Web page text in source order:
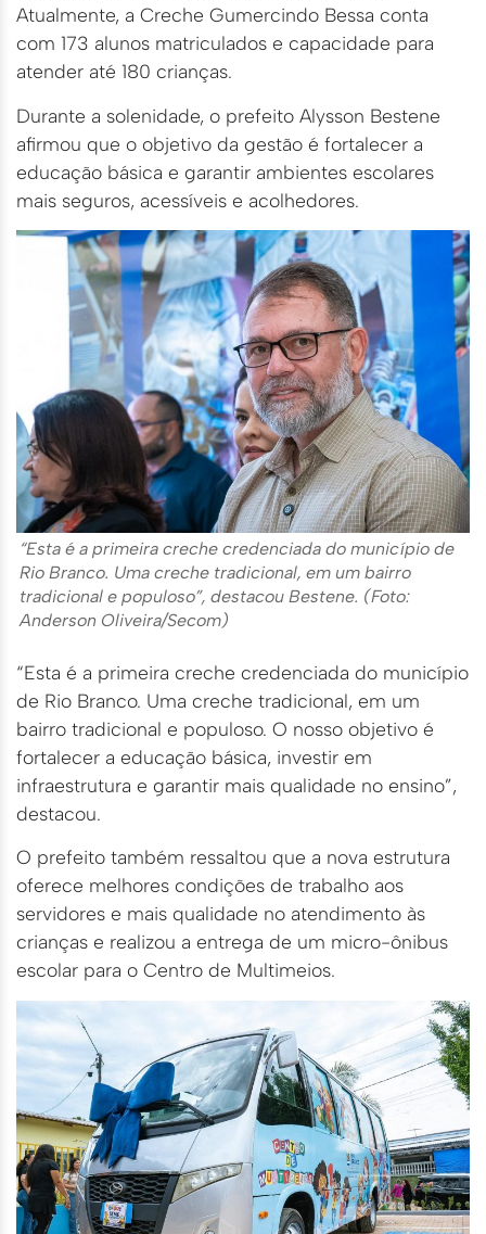
Atualmente, a Creche Gumercindo Bessa conta
com 173 alunos matriculados e capacidade para
atender até 180 crianças.
Durante a solenidade, o prefeito Alysson Bestene
afirmou que o objetivo da gestão é fortalecer a
educação básica e garantir ambientes escolares
mais seguros, acessíveis e acolhedores.
“Esta é a primeira creche credenciada do município de
Rio Branco. Uma creche tradicional, em um bairro
tradicional e populoso”, destacou Bestene. (Foto:
Anderson Oliveira/Secom)
“Esta é a primeira creche credenciada do município
de Rio Branco. Uma creche tradicional, em um
bairro tradicional e populoso. O nosso objetivo é
fortalecer a educação básica, investir em
infraestrutura e garantir mais qualidade no ensino”,
destacou.
O prefeito também ressaltou que a nova estrutura
oferece melhores condições de trabalho aos
servidores e mais qualidade no atendimento às
crianças e realizou a entrega de um micro-ônibus
escolar para o Centro de Multimeios.